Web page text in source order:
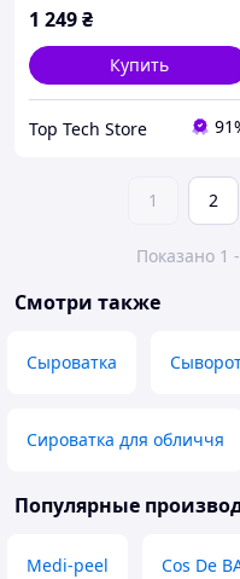
1 249₴
Купить
Top Tech Store
1 2
Показано 1
Смотри также
Сыроватка
Сироватка для обличчя
Популярные
Medi-peel Cos De